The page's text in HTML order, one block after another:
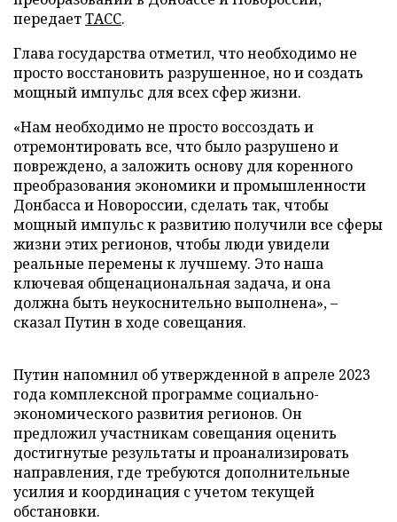
передаетТАСС.
Глава государства отметил, что необходимо не
просто восстановить разрушенное, но и создать
мощный импульс для всех сфер жизни.
«Нам необходимо не просто воссоздать и
отремонтировать все, что было разрушено и
повреждено, а заложить основу для коренного
преобразования экономики и промышленности
Донбасса и Новороссии, сделать так, чтобы
мощный импульс к развитию получили все сферы
жизни этих регионов, чтобы люди увидели
реальные перемены к лучшему. Это наша
ключевая общенациональная задача, и она
должна быть неукоснительно выполнена», –
сказал Путин в ходе совещания.
Путин напомнил об утвержденной в апреле 2023
года комплексной программе социально-
экономического развития регионов. Он
предложил участникам совещания оценить
достигнутые результаты и проанализировать
направления, где требуются дополнительные
усилия и координация с учетом текущей
обстановки.